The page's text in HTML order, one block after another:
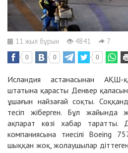
11 жыл бұрын 4841 7
0 0 0
Исландия астанасынан АҚШ-
штатына қарасты Денвер
ұшағын найзағай соқты.
тесіп жіберген. Бұл жайында
ақпарат көзі хабар таратты.
компаниясына тиесілі Boeing
шыққан жоқ, жолаушылар